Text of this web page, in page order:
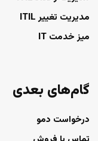
مدیریت تغییر ITIL
میز خدمت IT
گام‌های بعدی
درخواست دمو